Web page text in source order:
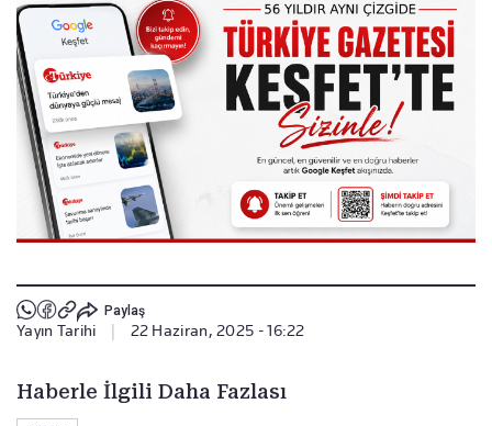
Paylaş
Yayın Tarihi 22 Haziran, 2025 - 16:22
Haberle İlgili Daha Fazlası